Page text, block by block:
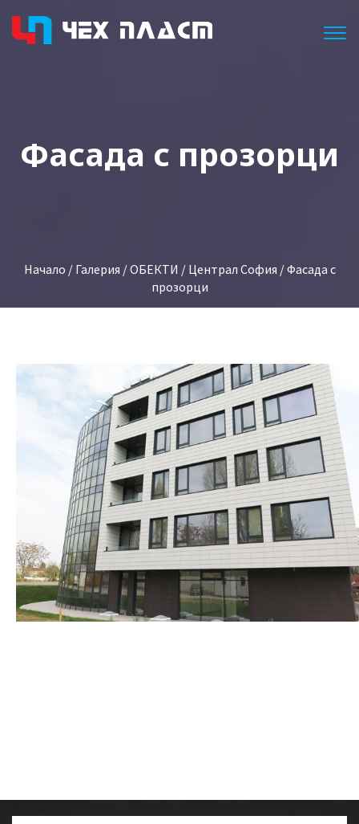
Фасада с прозорци
Начало / Галерия /ОБЕКТИ / Централ София / Фасада с
прозорци